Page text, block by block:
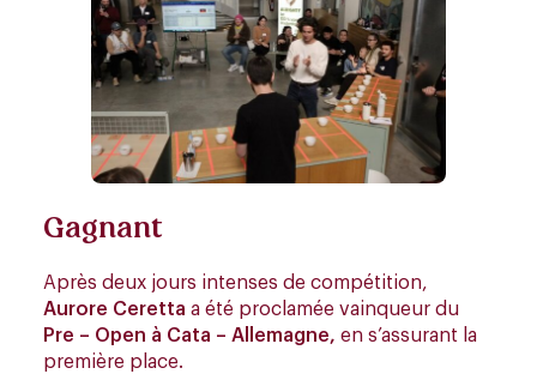
Gagnant
Après deux jours intenses de compétition,
Aurore Ceretta a été proclamée vainqueur du
Pre – Open à Cata – Allemagne, en s’assurant la
première place.